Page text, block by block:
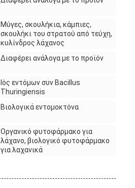
Μύγες, σκουλήκια, κάμπιες,
σκουλήκι του στρατού από τεύχη,
κυλίνδρος λάχανος
Διαφέρει ανάλογα με το προϊόν
Ιός εντόμων συν Bacillus
Thuringiensis
Βιολογικά εντομοκτόνα
Οργανικό φυτοφάρμακο για
λάχανο, βιολογικό φυτοφάρμακο
για λαχανικά